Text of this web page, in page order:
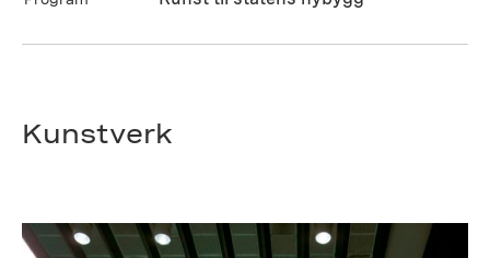
Kunstverk